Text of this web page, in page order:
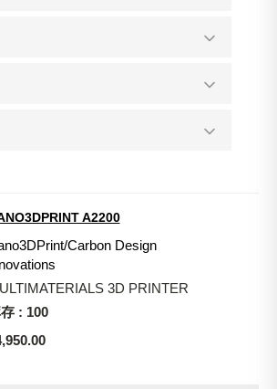
A2200
Carbon Design
3D PRINTER
: 100